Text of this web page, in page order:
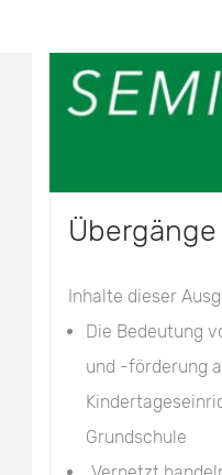
Inhalte dieser
Die Bedeutung
und -förderung
Grundschule